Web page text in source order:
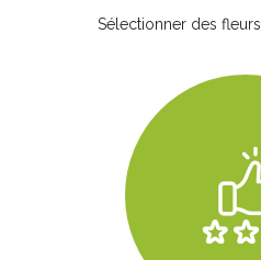
Sélectionner des fleurs